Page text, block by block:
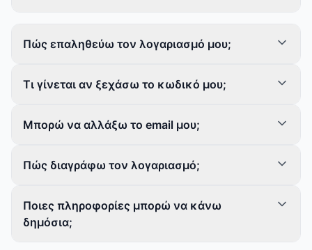
Πώς επαληθεύω τον λογαριασμό μου;
Τι γίνεται αν ξεχάσω το κωδικό μου;
Μπορώ να αλλάξω το email μου;
Πώς διαγράφω τον λογαριασμό;
Ποιες πληροφορίες μπορώ να κάνω
δημόσια;